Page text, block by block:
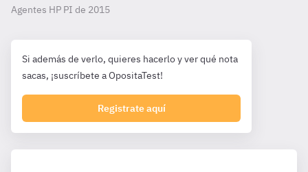
Agentes HP PI de 2015
Si además de verlo, quieres hacerlo y ver qué nota
sacas, ¡suscríbete a OpositaTest!
Registrate aquí